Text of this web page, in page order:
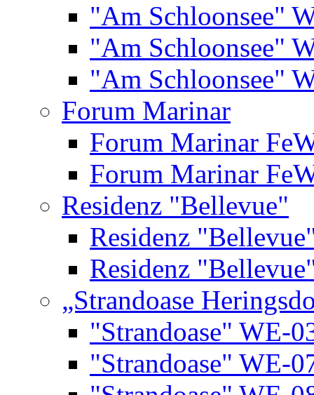
"Am Schloonsee"
"Am Schloonsee"
"Am Schloonsee"
Forum Marinar
Forum Marinar
Forum Marinar
Residenz "Bellevue"
Residenz
Residenz
„Strandoase
"Strandoase" WE-
"Strandoase" WE-